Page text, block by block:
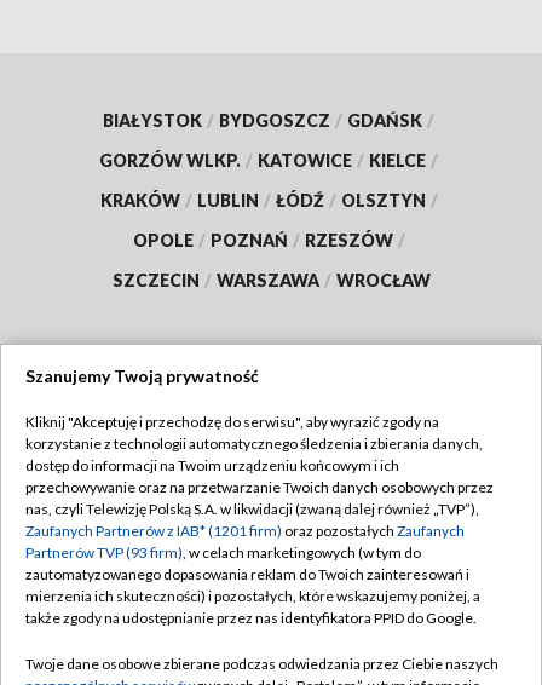
BIAŁYSTOK / BYDGOSZCZ / GDAŃSK /
GORZÓW WLKP. / KATOWICE / KIELCE /
KRAKÓW / LUBLIN / ŁÓDŹ / OLSZTYN /
OPOLE / POZNAŃ / RZESZÓW /
SZCZECIN / WARSZAWA / WROCŁAW
TVP
Abonament TVP
Emisja w TVP
Centrum informacji TVP
Naziemna Telewizja Cyfrowa
Regulamin TVP
Polityka prywatności
Moje zgody
Pomoc
Szanujemy Twoją prywatność
Kliknij "Akceptuję i przechodzę do serwisu", aby wyrazić zgody na
korzystanie z technologii automatycznego śledzenia i zbierania danych,
dostęp do informacji na Twoim urządzeniu końcowym i ich
przechowywanie oraz na przetwarzanie Twoich danych osobowych przez
nas, czyli Telewizję Polską S.A. w likwidacji (zwaną dalej również „TVP”),
Zaufanych Partnerów z IAB* (1201 firm) oraz pozostałych Zaufanych
Partnerów TVP (93 firm), w celach marketingowych (w tym do
zautomatyzowanego dopasowania reklam do Twoich zainteresowań i
mierzenia ich skuteczności) i pozostałych, które wskazujemy poniżej, a
także zgody na udostępnianie przez nas identyfikatora PPID do Google.
Twoje dane osobowe zbierane podczas odwiedzania przez Ciebie naszych